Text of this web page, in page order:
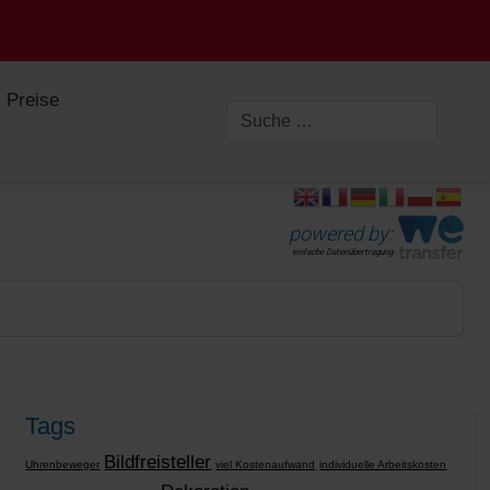
Preise
powered by:
einfache Datenübertragung
Tags
Uhrenbeweger Bildfreisteller viel Kostenaufwand individuelle Arbeitskosten